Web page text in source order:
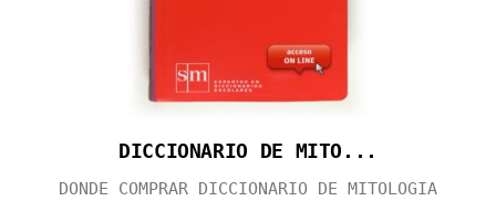
DICCIONARIO DE MITO...
DONDE COMPRAR DICCIONARIO DE MITOLOGIA